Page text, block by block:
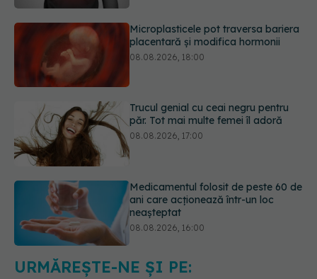
Trucul genial cu ceai negru pentru
păr. Tot mai multe femei îl adoră
Medicamentul folosit de peste 60 de
ani care acționează într-un loc
Transpirații nocturne: semnul ignorat
care poate ascunde probleme
serioase de sănătate
URMĂREȘTE-NE ȘI PE: